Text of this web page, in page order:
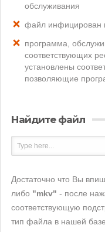
обслуживания
файл инфицирован
программа,
соответствующих
установлены
позволяющие
Найдите файл
Достаточно что Вы
либо "mkv" - после
соответствующую
тип файла в нашей базе.